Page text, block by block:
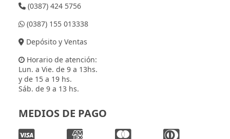
(0387) 424 5756
(0387) 155 013338
Depósito y Ventas
Horario de atención:
Lun. a Vie. de 9 a 13hs.
y de 15 a 19 hs.
Sáb. de 9 a 13 hs.
MEDIOS DE PAGO